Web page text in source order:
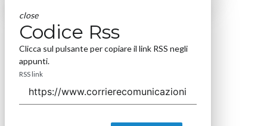
close
Codice Rss
Clicca sul pulsante per copiare il link RSS negli
appunti.
RSS link